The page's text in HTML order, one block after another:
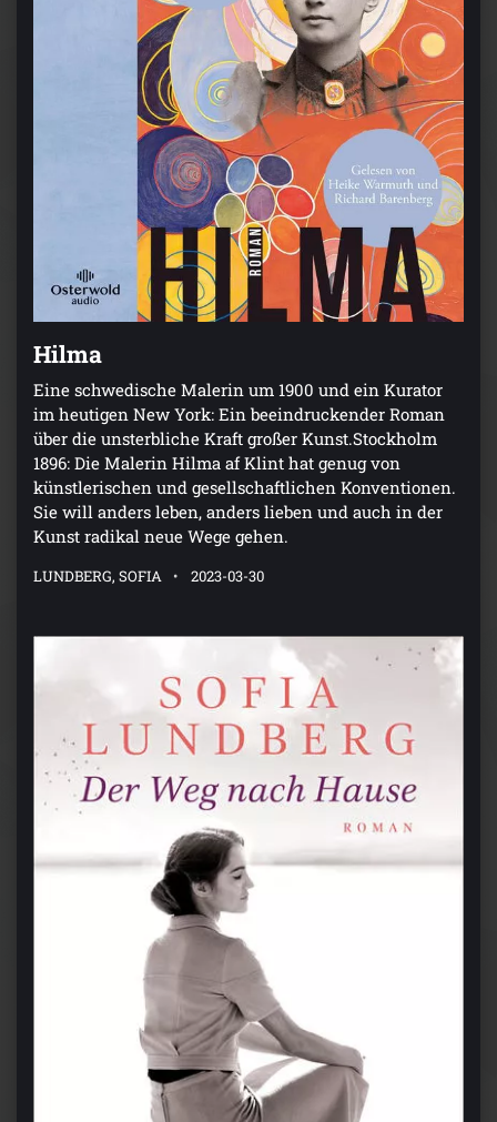
Hilma
Eine schwedische Malerin um 1900 und ein Kurator
im heutigen New York: Ein beeindruckender Roman
über die unsterbliche Kraft großer Kunst.Stockholm
1896: Die Malerin Hilma af Klint hat genug von
künstlerischen und gesellschaftlichen Konventionen.
Sie will anders leben, anders lieben und auch in der
Kunst radikal neue Wege gehen.
LUNDBERG, SOFIA 2023-03-30